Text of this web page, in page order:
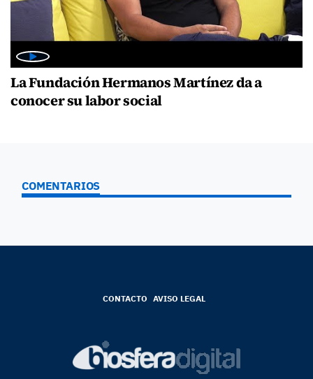
La Fundación Hermanos Martínez da a
conocer su labor social
COMENTARIOS
CONTACTO AVISO LEGAL